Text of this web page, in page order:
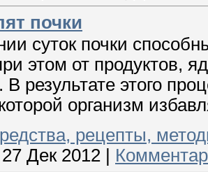
почки
суток почки
этом от продуктов,
В результате этого
организм
рецепты,
27 Дек 2012